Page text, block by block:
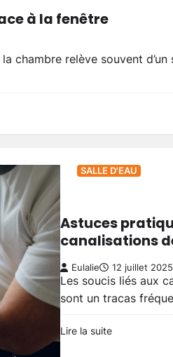
à la fenêtre
chambre relève souvent
SALLE D'EAU
Astuces
canalisations
Eulalie 12 juillet 2025
Les soucis liés aux
sont un tracas
Lire la suite